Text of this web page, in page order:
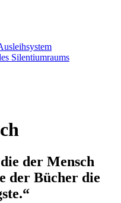
Silentiumraums
der Mensch
der Bücher die